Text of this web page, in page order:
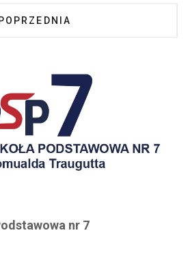
STRONA:
POPRZEDNIA
nr 7